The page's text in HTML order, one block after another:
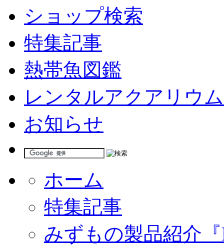
ショップ検索
特集記事
熱帯魚図鑑
レンタルアクアリウム
お知らせ
ホーム
特集記事
みずもの製品紹介『